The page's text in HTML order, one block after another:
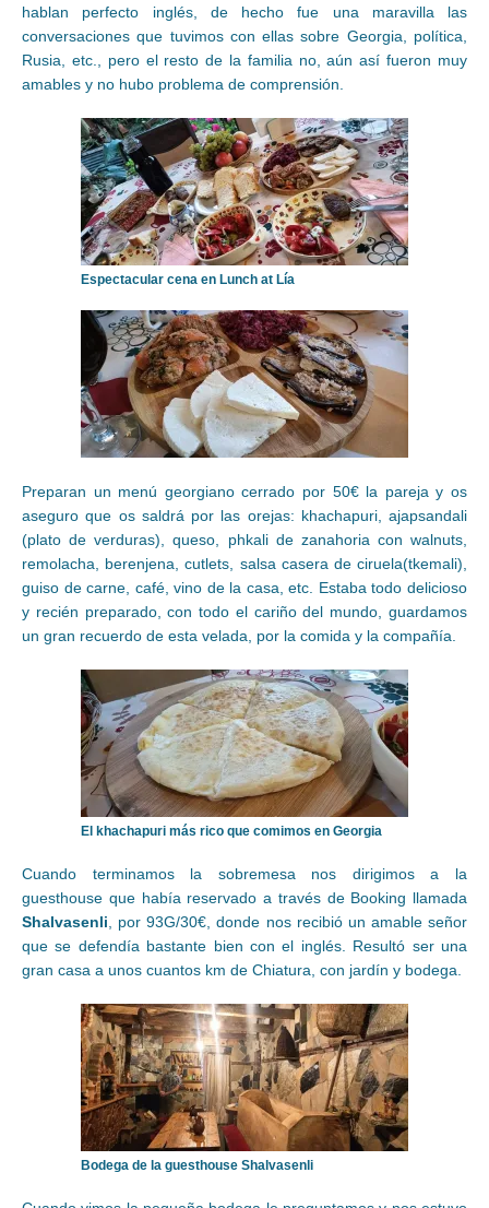
hablan perfecto inglés, de hecho fue una maravilla las
conversaciones que tuvimos con ellas sobre Georgia, política,
Rusia, etc., pero el resto de la familia no, aún así fueron muy
amables y no hubo problema de comprensión.
Espectacular cena en Lunch at Lía
Preparan un menú georgiano cerrado por 50€ la pareja y os
aseguro que os saldrá por las orejas: khachapuri, ajapsandali
(plato de verduras), queso, phkali de zanahoria con walnuts,
remolacha, berenjena, cutlets, salsa casera de ciruela(tkemali),
guiso de carne, café, vino de la casa, etc. Estaba todo delicioso
y recién preparado, con todo el cariño del mundo, guardamos
un gran recuerdo de esta velada, por la comida y la compañía.
El khachapuri más rico que comimos en Georgia
Cuando terminamos la sobremesa nos dirigimos a la
guesthouse que había reservado a través de Booking llamada
Shalvasenli, por 93G/30€, donde nos recibió un amable señor
que se defendía bastante bien con el inglés. Resultó ser una
gran casa a unos cuantos km de Chiatura, con jardín y bodega.
Bodega de la guesthouse Shalvasenli